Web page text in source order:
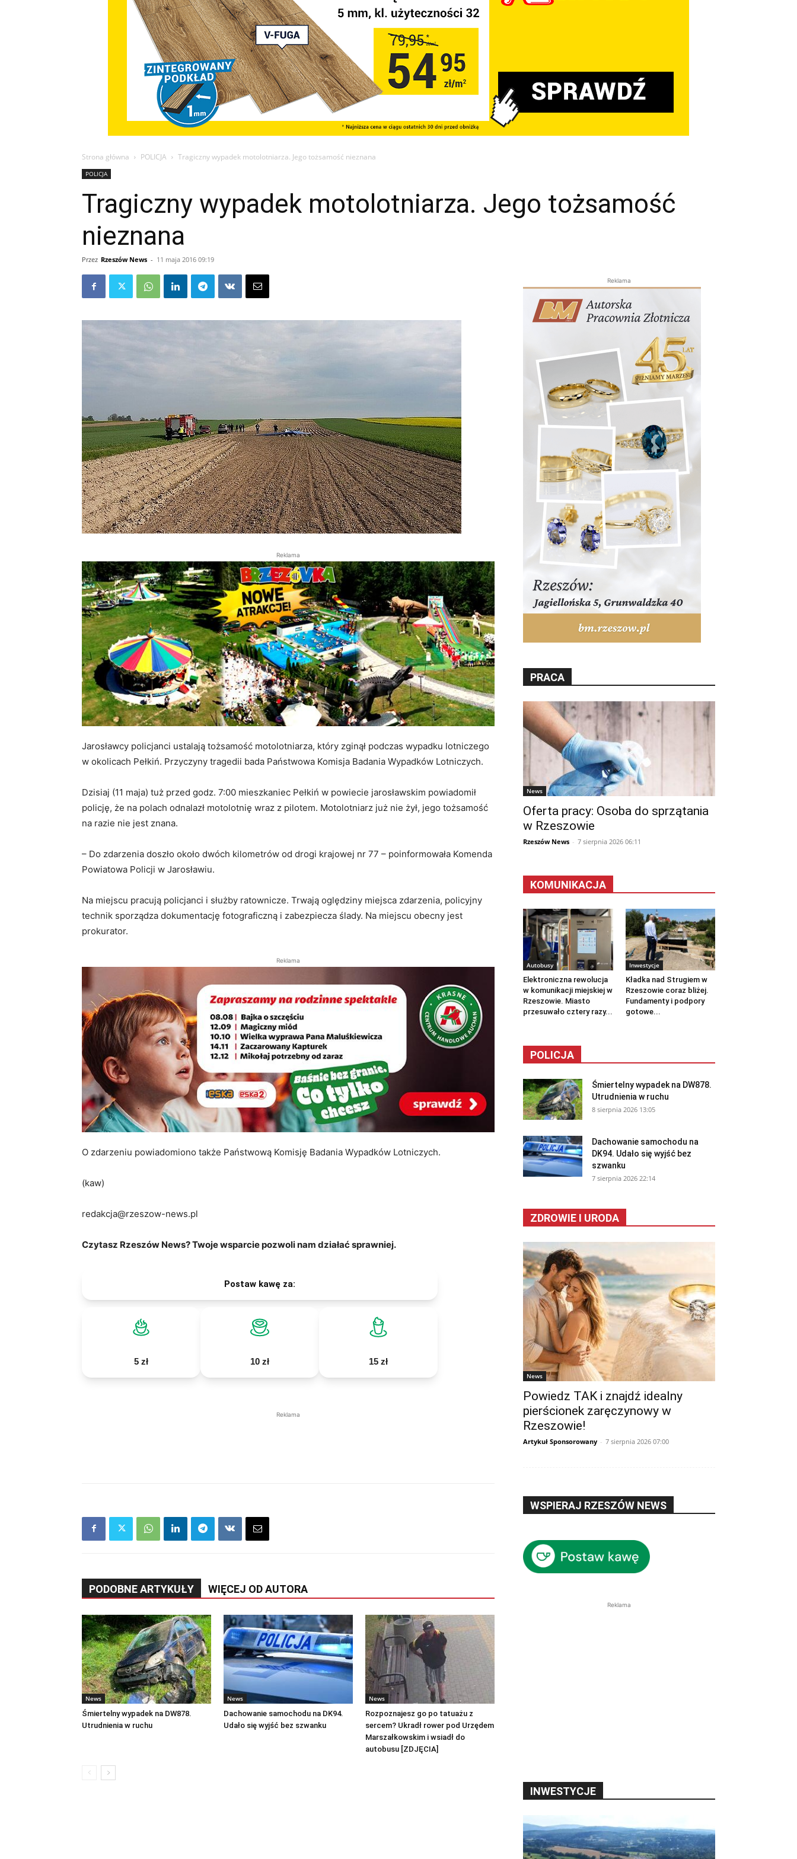
Strona główna POLICJA Tragiczny wypadek motolotniarza. Jego tożsamość nieznana
POLICJA
Tragiczny wypadek motolotniarza. Jego tożsamość
nieznana
Przez Rzeszów News - 11 maja 2016 09:19
Reklama
Jarosławcy policjanci ustalają tożsamość motolotniarza, który zginął podczas wypadku lotniczego
w okolicach Pełkiń. Przyczyny tragedii bada Państwowa Komisja Badania Wypadków Lotniczych.
Dzisiaj (11 maja) tuż przed godz. 7:00 mieszkaniec Pełkiń w powiecie jarosławskim powiadomił
policję, że na polach odnalazł motolotnię wraz z pilotem. Motolotniarz już nie żył, jego tożsamość
na razie nie jest znana.
– Do zdarzenia doszło około dwóch kilometrów od drogi krajowej nr 77 – poinformowała Komenda
Powiatowa Policji w Jarosławiu.
Na miejscu pracują policjanci i służby ratownicze. Trwają oględziny miejsca zdarzenia, policyjny
technik sporządza dokumentację fotograficzną i zabezpiecza ślady. Na miejscu obecny jest
prokurator.
Reklama
O zdarzeniu powiadomiono także Państwową Komisję Badania Wypadków Lotniczych.
(kaw)
redakcja@rzeszow-news.pl
Czytasz Rzeszów News? Twoje wsparcie pozwoli nam działać sprawniej.
Postaw kawę za:
5 zł 10 zł 15 zł
Reklama
PODOBNE ARTYKUŁY WIĘCEJ OD AUTORA
News
Śmiertelny wypadek na DW878.
Utrudnienia w ruchu
News
Dachowanie samochodu na DK94.
Udało się wyjść bez szwanku
News
Rozpoznajesz go po tatuażu z
sercem? Ukradł rower pod Urzędem
Marszałkowskim i wsiadł do
autobusu [ZDJĘCIA]
Reklama
PRACA
News
Oferta pracy: Osoba do sprzątania
w Rzeszowie
Rzeszów News - 7 sierpnia 2026 06:11
KOMUNIKACJA
Autobusy
Elektroniczna rewolucja
w komunikacji miejskiej w
Rzeszowie. Miasto
przesuwało cztery razy...
Inwestycje
Kładka nad Strugiem w
Rzeszowie coraz bliżej.
Fundamenty i podpory
gotowe...
POLICJA
Śmiertelny wypadek na DW878.
Utrudnienia w ruchu
8 sierpnia 2026 13:05
Dachowanie samochodu na
DK94. Udało się wyjść bez
szwanku
7 sierpnia 2026 22:14
ZDROWIE I URODA
News
Powiedz TAK i znajdź idealny
pierścionek zaręczynowy w
Rzeszowie!
Artykuł Sponsorowany - 7 sierpnia 2026 07:00
WSPIERAJ RZESZÓW NEWS
Reklama
INWESTYCJE